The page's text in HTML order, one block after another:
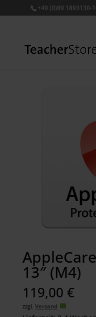
+49 (0)89 1893130-
13″ (M4)
119,00 €
zzgl. Versand